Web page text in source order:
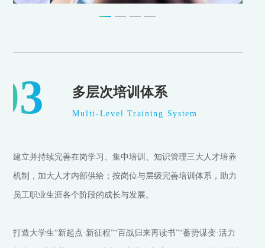
多层次培训体系
Multi-Level Training System
建立并持续完善在岗学习、集中培训、知识管理三大人才培养
机制，加大人才内部供给；按岗位与层级完善培训体系，助力
员工职业生涯各个阶段的成长与发展。
打造大学生“新起点·新征程”“百战归来再读书”“蓄势谋变·活力